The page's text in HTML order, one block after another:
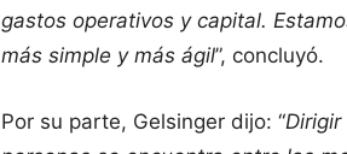
gastos operativos y capital.
más simple y más ágil”, concluyó.
Por su parte, Gelsinger dijo: “